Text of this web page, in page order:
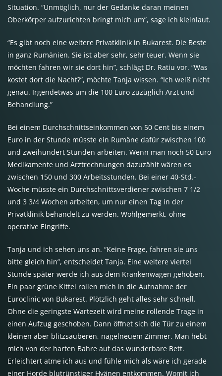
Situation. “Unmöglich, nur der Gedanke daran meinen
Oberkörper aufzurichten bringt mich um”, sage ich kleinlaut.
“Es gibt noch eine weitere Privatklinik in Bukarest. Die Beste
in ganz Rumänien. Sie ist aber sehr, sehr teuer. Wenn sie
möchten fahren wir sie dort hin”, schlägt Dr. Ratiu vor. “Was
kostet dort die Nacht?”, möchte Tanja wissen. “Ich weiß nicht
genau. Irgendetwas um die 100 Euro zuzüglich Arzt und
Behandlung.”
Bei einem Durchschnittseinkommen von 50 Cent bis einem
Euro in der Stunde müsste ein Rumäne dafür zwischen 100
und zweihundert Stunden arbeiten. Wenn man noch 50 Euro
Medikamente und Arztrechnungen dazuzählt wären es
zwischen 150 und 300 Arbeitsstunden. Bei einer 40-Std.-
Woche müsste ein Durchschnittsverdiener zwischen 7 1/2
und 3 3/4 Wochen arbeiten, um nur einen Tag in der
Privatklinik behandelt zu werden. Wohlgemerkt, ohne
operative Eingriffe.
Tanja und ich sehen uns an. “Keine Frage, fahren sie uns
bitte gleich hin”, entscheidet Tanja. Eine weitere viertel
Stunde später werde ich aus dem Krankenwagen gehoben.
Ein paar grüne Kittel rollen mich in die Aufnahme der
Euroclinic von Bukarest. Plötzlich geht alles sehr schnell.
Ohne die geringste Wartezeit wird meine rollende Trage in
einen Aufzug geschoben. Dann öffnet sich die Tür zu einem
kleinen aber blitzsauberen, nagelneuem Zimmer. Man hebt
mich von der harten Bahre auf das wunderbare Bett.
Erleichtert atme ich aus und fühle mich als wäre ich gerade
einer Horde blutrünstiger Hyänen entkommen. Womit ich